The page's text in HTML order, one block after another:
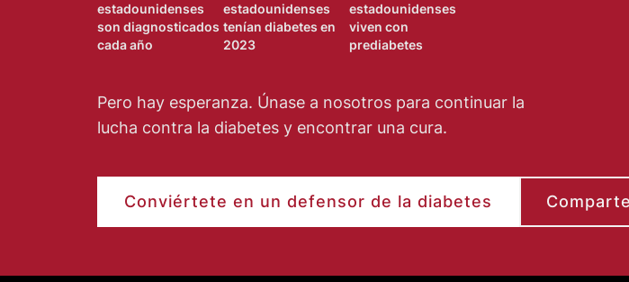
estadounidenses
son diagnosticados
cada año
estadounidenses
tenían diabetes en
2023
estadounidenses
viven con
prediabetes
Pero hay esperanza. Únase a nosotros para continuar la
lucha contra la diabetes y encontrar una cura.
Conviértete en un defensor de la diabetes